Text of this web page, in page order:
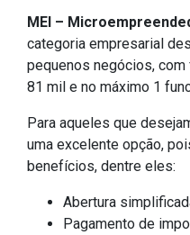
MEI –
categoria empresarial
pequenos negócios, com
81 mil e no máximo 1
Para aqueles que
uma excelente opção,
benefícios, dentre eles:
Abertura
Pagamento de